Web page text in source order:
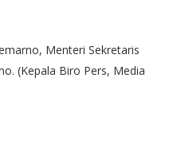
Menteri Sekretaris
(Kepala Biro Pers, Media